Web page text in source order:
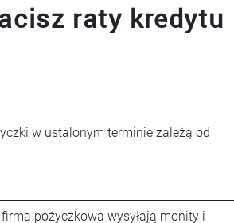
raty kredytu
w ustalonym terminie zależą od
pożyczkowa wysyłają monity i